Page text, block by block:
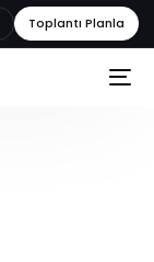
Toplantı Planla